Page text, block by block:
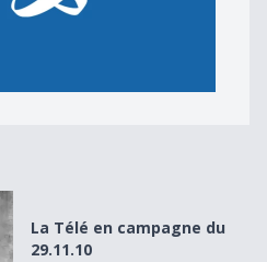
La Télé en campagne du
29.11.10